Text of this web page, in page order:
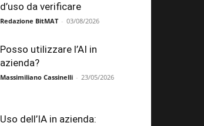
d’uso da verificare
Redazione BitMAT - 03/08/2026
Posso utilizzare l’AI in
azienda?
Massimiliano Cassinelli - 23/05/2026
Uso dell’IA in azienda: